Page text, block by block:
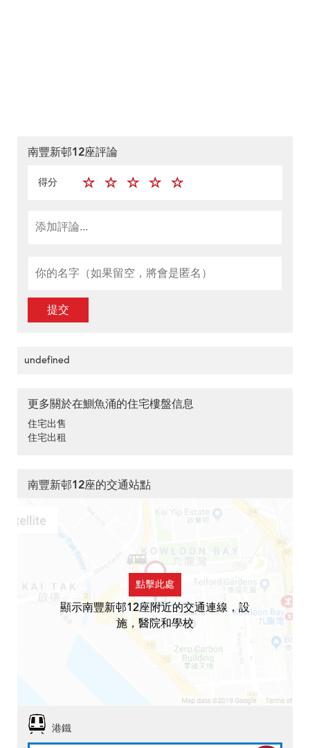
南豐新邨12座評論
得分
提交
undefined
更多關於在鰂魚涌的住宅樓盤信息
住宅出售
住宅出租
南豐新邨12座的交通站點
點擊此處
顯示南豐新邨12座附近的交通連線，設
施，醫院和學校
港鐵